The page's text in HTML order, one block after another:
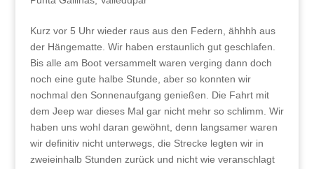
Kurz vor 5 Uhr wieder raus aus den Federn, ähhhh aus
der Hängematte. Wir haben erstaunlich gut geschlafen.
Bis alle am Boot versammelt waren verging dann doch
noch eine gute halbe Stunde, aber so konnten wir
nochmal den Sonnenaufgang genießen. Die Fahrt mit
dem Jeep war dieses Mal gar nicht mehr so schlimm. Wir
haben uns wohl daran gewöhnt, denn langsamer waren
wir definitiv nicht unterwegs, die Strecke legten wir in
zweieinhalb Stunden zurück und nicht wie veranschlagt